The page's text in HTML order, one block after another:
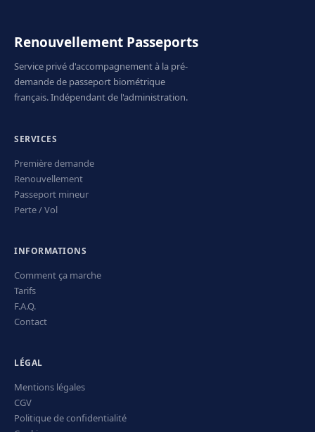
Renouvellement Passeports
Service privé d'accompagnement à la pré-
demande de passeport biométrique
français. Indépendant de l'administration.
SERVICES
Première demande
Renouvellement
Passeport mineur
Perte / Vol
INFORMATIONS
Comment ça marche
Tarifs
F.A.Q.
Contact
LÉGAL
Mentions légales
CGV
Politique de confidentialité